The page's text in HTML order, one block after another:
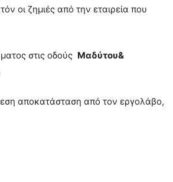
οι ζημιές από την εταιρεία που
στις οδούς Μαδύτου&
αποκατάσταση από τον εργολάβο,